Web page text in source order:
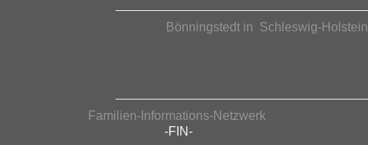
Bönningstedt in Schleswig-Holstein
Familien-Informations-Netzwerk
-FIN-